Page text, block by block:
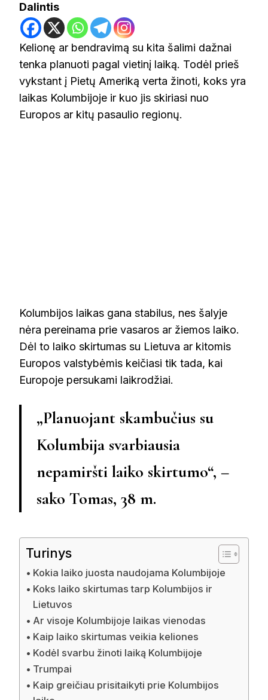
Dalintis
Kelionę ar bendravimą su kita šalimi dažnai
tenka planuoti pagal vietinį laiką. Todėl prieš
vykstant į Pietų Ameriką verta žinoti, koks yra
laikas Kolumbijoje ir kuo jis skiriasi nuo
Europos ar kitų pasaulio regionų.
Kolumbijos laikas gana stabilus, nes šalyje
nėra pereinama prie vasaros ar žiemos laiko.
Dėl to laiko skirtumas su Lietuva ar kitomis
Europos valstybėmis keičiasi tik tada, kai
Europoje persukami laikrodžiai.
„Planuojant skambučius su
Kolumbija svarbiausia
nepamiršti laiko skirtumo“, –
sako Tomas, 38 m.
Turinys
Kokia laiko juosta naudojama Kolumbijoje
Koks laiko skirtumas tarp Kolumbijos ir
Lietuvos
Ar visoje Kolumbijoje laikas vienodas
Kaip laiko skirtumas veikia keliones
Kodėl svarbu žinoti laiką Kolumbijoje
Trumpai
Kaip greičiau prisitaikyti prie Kolumbijos